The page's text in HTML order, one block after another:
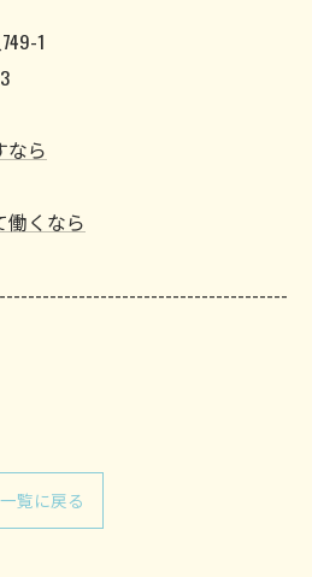
1
なら
働くなら
一覧に戻る